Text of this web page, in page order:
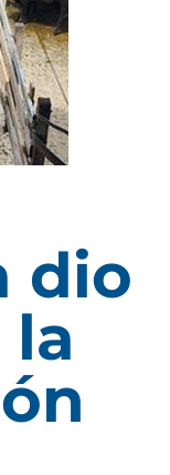
dio